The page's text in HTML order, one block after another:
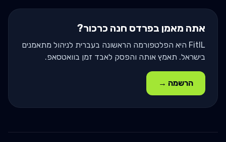
אתה מאמן בפרדס חנה כרכור?
FitIL היא הפלטפורמה הראשונה בעברית לניהול מתאמנים
בישראל. תאמץ אותה והפסק לאבד זמן בוואטסאפ.
הרשמה →